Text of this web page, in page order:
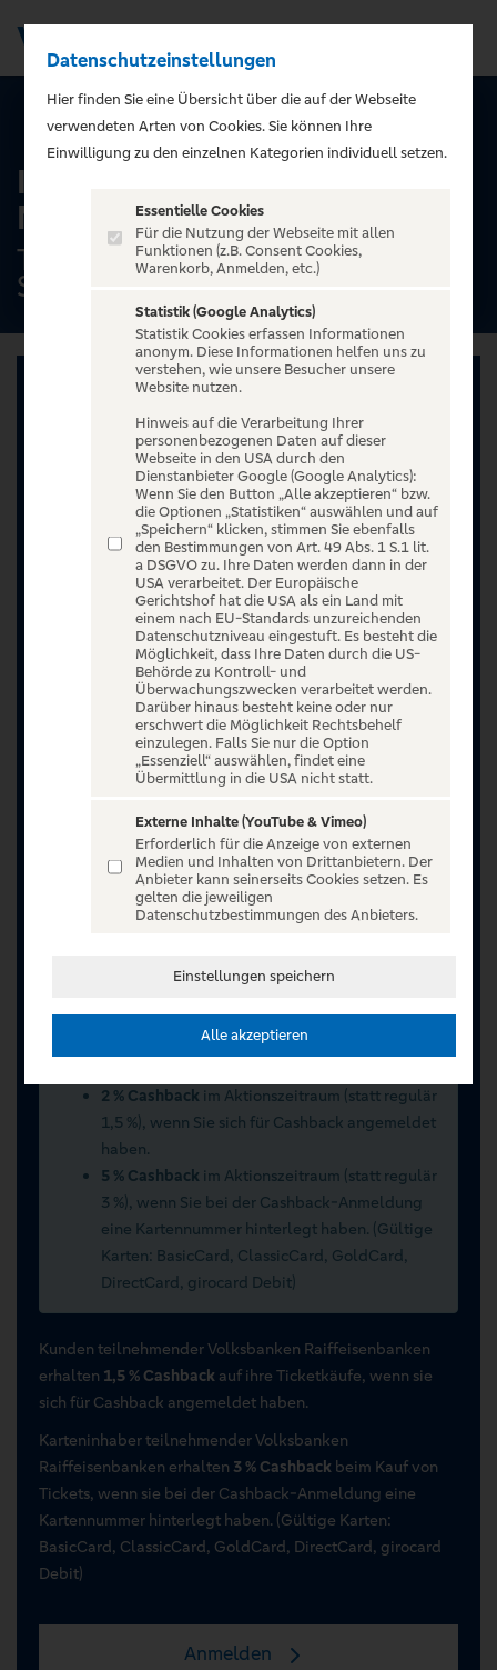
ALLE TERMINE
Ingo Appelt - MÄNNER
NERVEN STARK
Theaterhaus (am Pragsattel),
Stuttgart
Jetzt anmelden oder registrieren
Unser Ticketangebot ist exklusiv Kunden der
Registrieren Sie sich jetzt auf VR Entertain.
Sommerwochen 2026 vom 15.07.2026 bis
15.09.2026
2 % Cashback im Aktionszeitraum (statt regulär
1,5 %), wenn Sie sich für Cashback angemeldet
haben.
5 % Cashback im Aktionszeitraum (statt regulär
3 %), wenn Sie bei der Cashback-Anmeldung
eine Kartennummer hinterlegt haben. (Gültige
Karten: BasicCard, ClassicCard, GoldCard,
DirectCard, girocard Debit)
Kunden teilnehmender Volksbanken Raiffeisenbanken
erhalten 1,5 % Cashback auf ihre Ticketkäufe, wenn sie
sich für Cashback angemeldet haben.
Karteninhaber teilnehmender Volksbanken
Raiffeisenbanken erhalten 3 % Cashback beim Kauf von
Tickets, wenn sie bei der Cashback-Anmeldung eine
Kartennummer hinterlegt haben. (Gültige Karten:
BasicCard, ClassicCard, GoldCard, DirectCard, girocard
Debit)
Anmelden
Datenschutzeinstellungen
Hier finden Sie eine Übersicht über die auf der Webseite
verwendeten Arten von Cookies. Sie können Ihre
Einwilligung zu den einzelnen Kategorien individuell setzen.
Essentielle Cookies
Für die Nutzung der Webseite mit allen
Funktionen (z.B. Consent Cookies,
Warenkorb, Anmelden, etc.)
Statistik (Google Analytics)
Statistik Cookies erfassen Informationen
anonym. Diese Informationen helfen uns zu
verstehen, wie unsere Besucher unsere
Website nutzen.
Hinweis auf die Verarbeitung Ihrer
personenbezogenen Daten auf dieser
Webseite in den USA durch den
Dienstanbieter Google (Google Analytics):
Wenn Sie den Button „Alle akzeptieren“ bzw.
die Optionen „Statistiken“ auswählen und auf
„Speichern“ klicken, stimmen Sie ebenfalls
den Bestimmungen von Art. 49 Abs. 1 S.1 lit.
a DSGVO zu. Ihre Daten werden dann in der
USA verarbeitet. Der Europäische
Gerichtshof hat die USA als ein Land mit
einem nach EU-Standards unzureichenden
Datenschutzniveau eingestuft. Es besteht die
Möglichkeit, dass Ihre Daten durch die US-
Behörde zu Kontroll- und
Überwachungszwecken verarbeitet werden.
Darüber hinaus besteht keine oder nur
erschwert die Möglichkeit Rechtsbehelf
einzulegen. Falls Sie nur die Option
„Essenziell“ auswählen, findet eine
Übermittlung in die USA nicht statt.
Externe Inhalte (YouTube & Vimeo)
Erforderlich für die Anzeige von externen
Medien und Inhalten von Drittanbietern. Der
Anbieter kann seinerseits Cookies setzen. Es
gelten die jeweiligen
Datenschutzbestimmungen des Anbieters.
Einstellungen speichern
Alle akzeptieren